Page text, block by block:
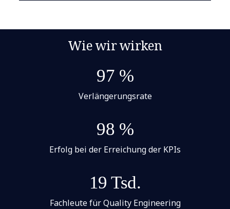
Wie wir wirken
97 %
Verlängerungsrate
98 %
Erfolg bei der Erreichung der KPIs
19 Tsd.
Fachleute für Quality Engineering